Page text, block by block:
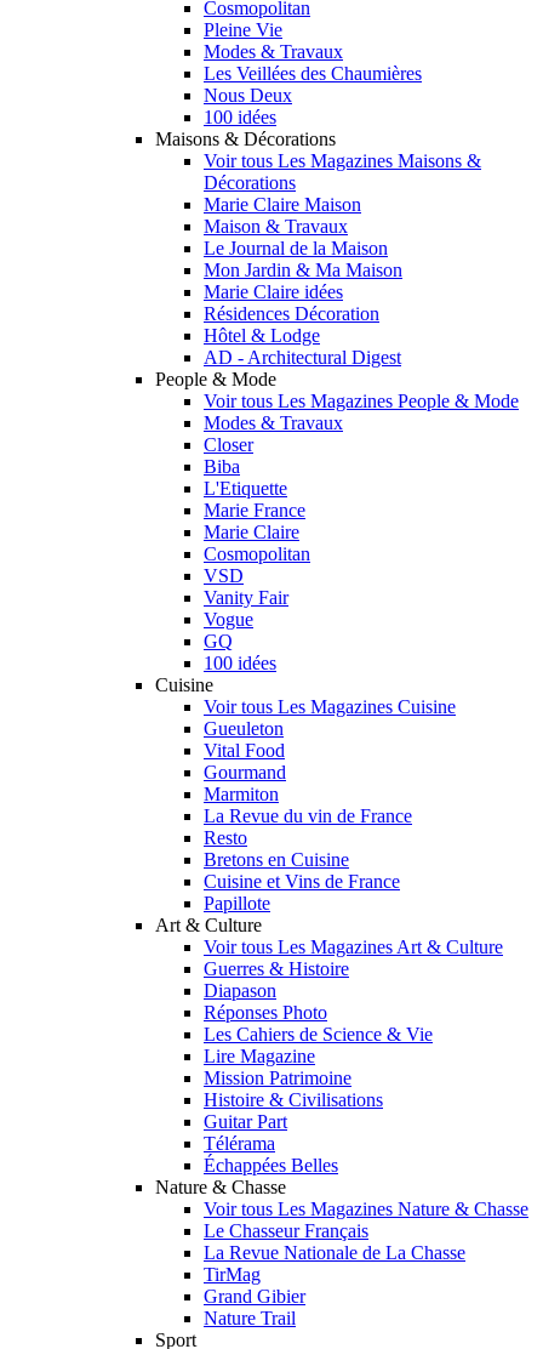
Cosmopolitan
Pleine Vie
Modes & Travaux
Les Veillées des Chaumières
Nous Deux
100 idées
Maisons & Décorations
Voir tous Les Magazines Maisons &
Décorations
Marie Claire Maison
Maison & Travaux
Le Journal de la Maison
Mon Jardin & Ma Maison
Marie Claire idées
Résidences Décoration
Hôtel & Lodge
AD - Architectural Digest
People & Mode
Voir tous Les Magazines People & Mode
Modes & Travaux
Closer
Biba
L'Etiquette
Marie France
Marie Claire
Cosmopolitan
VSD
Vanity Fair
Vogue
GQ
100 idées
Cuisine
Voir tous Les Magazines Cuisine
Gueuleton
Vital Food
Gourmand
Marmiton
La Revue du vin de France
Resto
Bretons en Cuisine
Cuisine et Vins de France
Papillote
Art & Culture
Voir tous Les Magazines Art & Culture
Guerres & Histoire
Diapason
Réponses Photo
Les Cahiers de Science & Vie
Lire Magazine
Mission Patrimoine
Histoire & Civilisations
Guitar Part
Télérama
Échappées Belles
Nature & Chasse
Voir tous Les Magazines Nature & Chasse
Le Chasseur Français
La Revue Nationale de La Chasse
TirMag
Grand Gibier
Nature Trail
Sport